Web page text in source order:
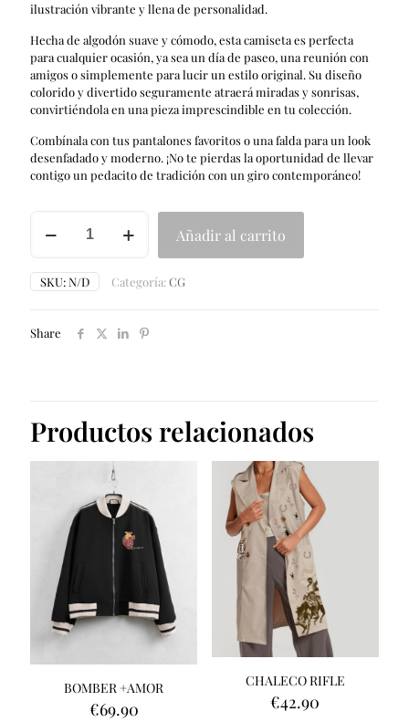
ilustración vibrante y llena de personalidad.
Hecha de algodón suave y cómodo, esta camiseta es perfecta
para cualquier ocasión, ya sea un día de paseo, una reunión con
amigos o simplemente para lucir un estilo original. Su diseño
colorido y divertido seguramente atraerá miradas y sonrisas,
convirtiéndola en una pieza imprescindible en tu colección.
Combínala con tus pantalones favoritos o una falda para un look
desenfadado y moderno. ¡No te pierdas la oportunidad de llevar
contigo un pedacito de tradición con un giro contemporáneo!
cantidad
Añadir al carrito
SKU: N/D Categoría:CG
Share
Productos relacionados
BOMBER +AMOR
€69.90
CHALECO RIFLE
€42.90